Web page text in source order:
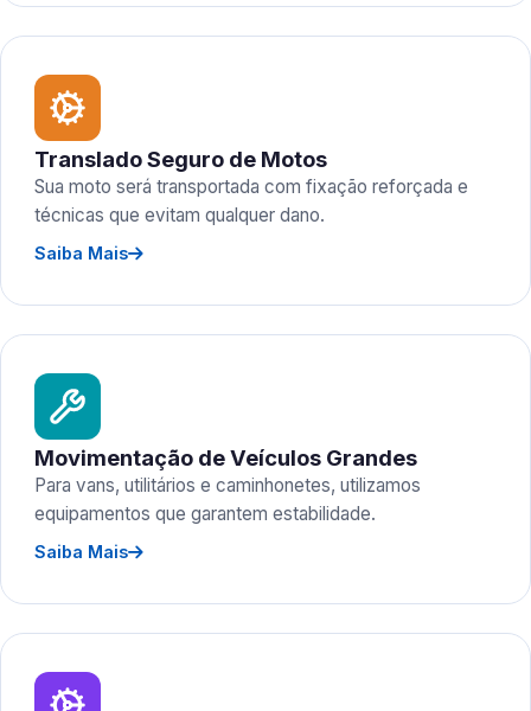
Translado Seguro de Motos
Sua moto será transportada com fixação reforçada e
técnicas que evitam qualquer dano.
Saiba Mais
Movimentação de Veículos Grandes
Para vans, utilitários e caminhonetes, utilizamos
equipamentos que garantem estabilidade.
Saiba Mais